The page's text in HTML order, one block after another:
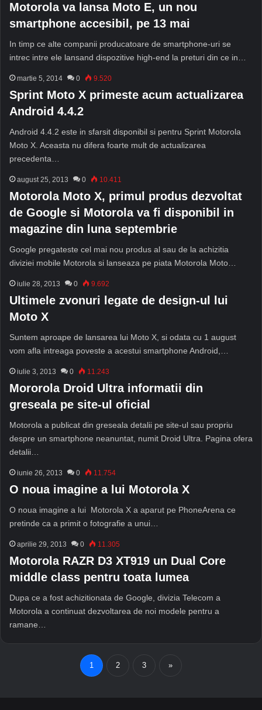
Motorola va lansa Moto E, un nou
smartphone accesibil, pe 13 mai
In timp ce alte companii producatoare de smartphone-uri se
intrec intre ele lansand dispozitive high-end la preturi din ce in…
martie 5, 2014 0 9.520
Sprint Moto X primeste acum actualizarea
Android 4.4.2
Android 4.4.2 este in sfarsit disponibil si pentru Sprint Motorola
Moto X. Aceasta nu difera foarte mult de actualizarea
precedenta…
august 25, 2013 0 10.411
Motorola Moto X, primul produs dezvoltat
de Google si Motorola va fi disponibil in
magazine din luna septembrie
Google pregateste cel mai nou produs al sau de la achizitia
diviziei mobile Motorola si lanseaza pe piata Motorola Moto…
iulie 28, 2013 0 9.692
Ultimele zvonuri legate de design-ul lui
Moto X
Suntem aproape de lansarea lui Moto X, si odata cu 1 august
vom afla intreaga poveste a acestui smartphone Android,…
iulie 3, 2013 0 11.243
Mororola Droid Ultra informatii din
greseala pe site-ul oficial
Motorola a publicat din greseala detalii pe site-ul sau propriu
despre un smartphone neanuntat, numit Droid Ultra. Pagina ofera
detalii…
iunie 26, 2013 0 11.754
O noua imagine a lui Motorola X
O noua imagine a lui Motorola X a aparut pe PhoneArena ce
pretinde ca a primit o fotografie a unui…
aprilie 29, 2013 0 11.305
Motorola RAZR D3 XT919 un Dual Core
middle class pentru toata lumea
Dupa ce a fost achizitionata de Google, divizia Telecom a
Motorola a continuat dezvoltarea de noi modele pentru a
ramane…
1 2 3 »